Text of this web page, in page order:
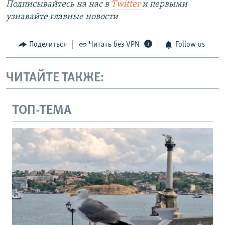
Подписывайтесь на наc в Twitterи первыми
узнавайте главные новости
Поделиться Читать без VPN Follow us
ЧИТАЙТЕ ТАКЖЕ:
ТОП-ТЕМА